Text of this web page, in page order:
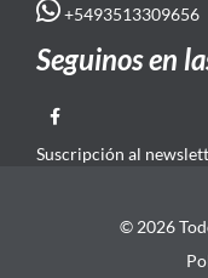
+5493513309656
Seguinos en
Suscripción al
© 2026